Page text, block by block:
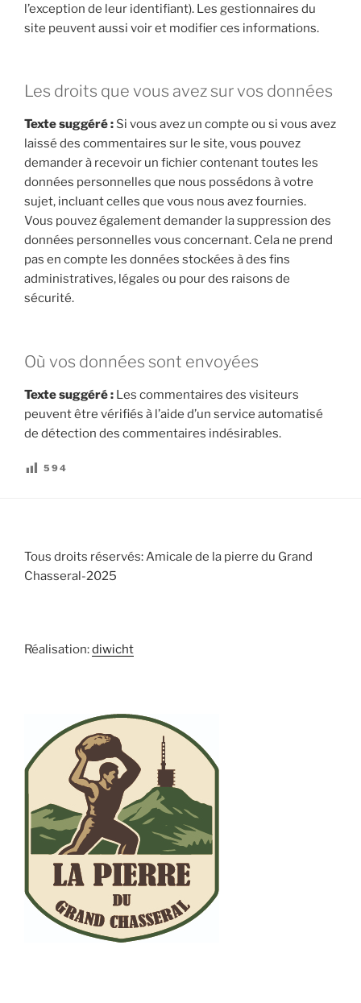
l’exception de leur identifiant). Les gestionnaires du
site peuvent aussi voir et modifier ces informations.
Les droits que vous avez sur vos données
Texte suggéré : Si vous avez un compte ou si vous avez
laissé des commentaires sur le site, vous pouvez
demander à recevoir un fichier contenant toutes les
données personnelles que nous possédons à votre
sujet, incluant celles que vous nous avez fournies.
Vous pouvez également demander la suppression des
données personnelles vous concernant. Cela ne prend
pas en compte les données stockées à des fins
administratives, légales ou pour des raisons de
sécurité.
Où vos données sont envoyées
Texte suggéré : Les commentaires des visiteurs
peuvent être vérifiés à l’aide d’un service automatisé
de détection des commentaires indésirables.
594
Tous droits réservés: Amicale de la pierre du Grand
Chasseral-2025
Réalisation:diwicht